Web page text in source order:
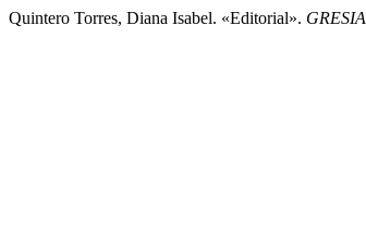
Quintero Torres, Diana Isabel. «Editorial». GRESIA